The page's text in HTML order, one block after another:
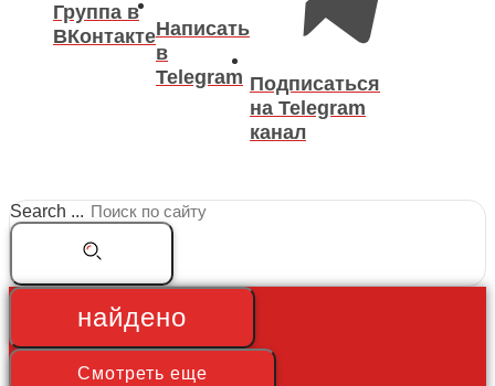
Группа в
ВКонтактеНаписать
в
Telegram Подписаться
на Telegram
канал
Search ...
найдено
Смотреть еще